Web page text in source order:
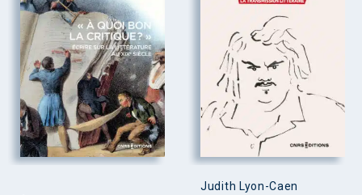
Judith Lyon-Caen